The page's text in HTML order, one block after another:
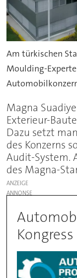
Am türkischen
Moulding-
Magna
Exterieur-
Dazu setzt
des Konzerns
Audit-System.
des Magna-
ANZEIGE